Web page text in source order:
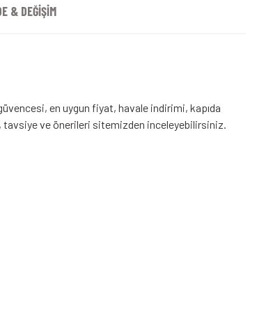
& DEĞİŞİM
en uygun fiyat, havale indirimi, kapıda
tavsiye ve önerileri sitemizden inceleyebilirsiniz.